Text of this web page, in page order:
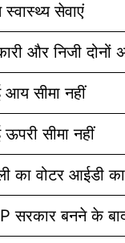
स्वास्थ्य सेवाएं
और निजी दोनों
आय सीमा नहीं
ऊपरी सीमा नहीं
का वोटर आईडी
सरकार बनने के